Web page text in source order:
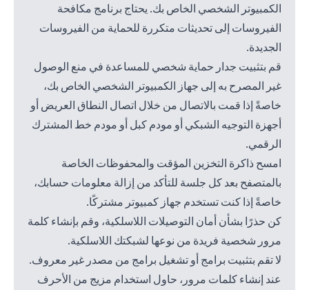
الكمبيوتر الشخصي الخاص بك. يحتاج برنامج مكافحة
الفيروسات إلى تحديثات متكررة للحماية من الفيروسات
الجديدة.
قم بتثبيت جدار حماية شخصي للمساعدة في منع الوصول
غير المصرح به إلى جهاز الكمبيوتر الشخصي الخاص بك،
خاصةً إذا قمت بالاتصال من خلال اتصال النطاق العريض أو
أجهزة التوجيه الشبكي أو مودم كبل أو مودم خط المشترك
الرقمي.
امسح ذاكرة التخزين المؤقت والمحفوظات الخاصة
بالمتصفح بعد كل جلسة للتأكد من إزالة معلومات حسابك،
خاصةً إذا كنت تستخدم جهاز كمبيوتر مشتركًا.
كن حذرًا بشأن أمان التوصيلات اللاسلكية، وقم بإنشاء كلمة
مرور شخصية فريدة من نوعها لشبكتك اللاسلكية.
لا تقم بتثبيت برامج أو تشغيل برامج من مصدر غير معروف.
عند إنشاء كلمات مرور، حاول استخدام مزيج من الأحرف